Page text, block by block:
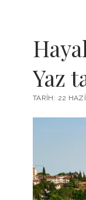
Yaz
TARIH: 22